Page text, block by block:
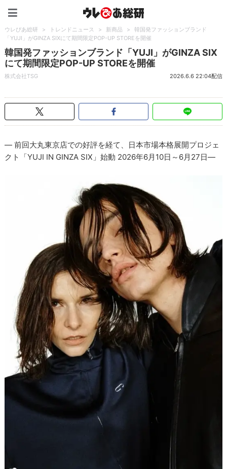
ウレぴあ総研 > トレンドニュース > 新商品 >
韓国発ファッションブランド
「YUJI」がGINZA SIXにて期間限定POP-UP STOREを開催
韓国発ファッションブランド「YUJI」がGINZA SIX
にて期間限定POP-UP STOREを開催
株式会社TSG 2026.6.6 22:04配信
― 前回大丸東京店での好評を経て、日本市場本格展開プロジェ
クト「YUJI IN GINZA SIX」始動 2026年6月10日～6月27日―